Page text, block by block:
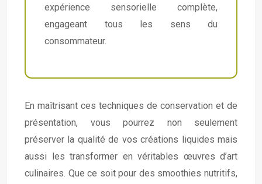
expérience sensorielle complète,
engageant tous les sens du
consommateur.
En maîtrisant ces techniques de conservation et de
présentation, vous pourrez non seulement
préserver la qualité de vos créations liquides mais
aussi les transformer en véritables œuvres d’art
culinaires. Que ce soit pour des smoothies nutritifs,